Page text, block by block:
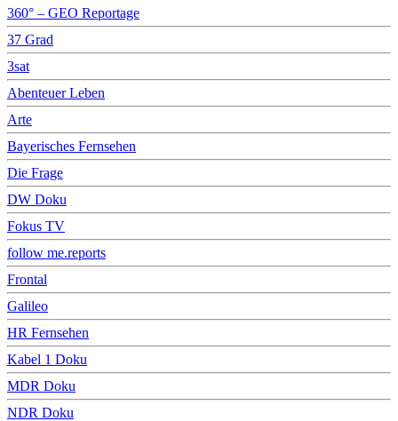
360° – GEO Reportage
37 Grad
3sat
Abenteuer Leben
Arte
Bayerisches Fernsehen
Die Frage
DW Doku
Fokus TV
follow me.reports
Frontal
Galileo
HR Fernsehen
Kabel 1 Doku
MDR Doku
NDR Doku